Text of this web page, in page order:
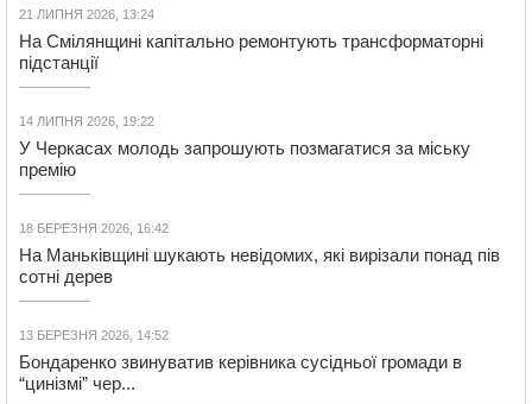
21 ЛИПНЯ 2026, 13:24
На Смілянщині капітально ремонтують трансформаторні
підстанції
14 ЛИПНЯ 2026, 19:22
У Черкасах молодь запрошують позмагатися за міську
премію
18 БЕРЕЗНЯ 2026, 16:42
На Маньківщині шукають невідомих, які вирізали понад пів
сотні дерев
13 БЕРЕЗНЯ 2026, 14:52
Бондаренко звинуватив керівника сусідньої громади в
“цинізмі” чер...